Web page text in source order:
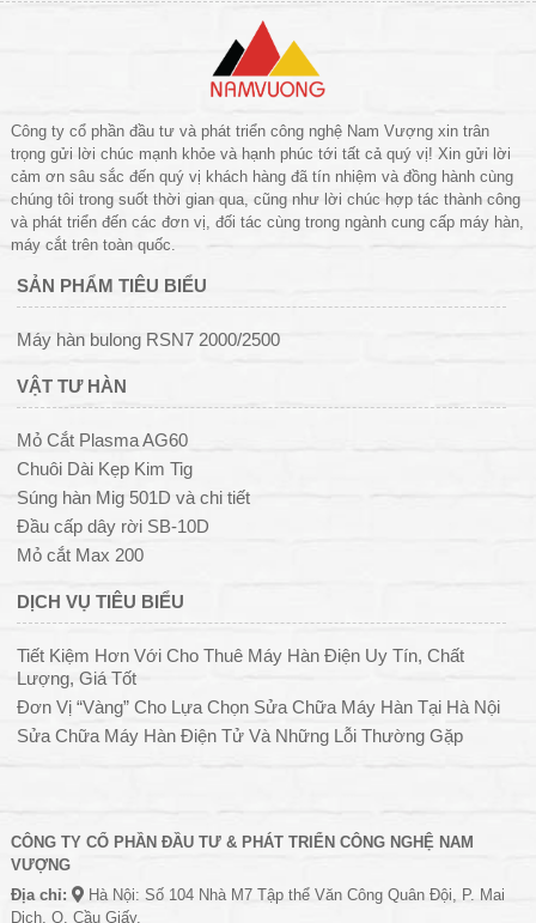
Công ty cổ phần đầu tư và phát triển công nghệ Nam Vượng xin trân
trọng gửi lời chúc mạnh khỏe và hạnh phúc tới tất cả quý vị! Xin gửi lời
cảm ơn sâu sắc đến quý vị khách hàng đã tín nhiệm và đồng hành cùng
chúng tôi trong suốt thời gian qua, cũng như lời chúc hợp tác thành công
và phát triển đến các đơn vị, đối tác cùng trong ngành cung cấp máy hàn,
máy cắt trên toàn quốc.
SẢN PHẨM TIÊU BIỂU
Máy hàn bulong RSN7 2000/2500
VẬT TƯ HÀN
Mỏ Cắt Plasma AG60
Chuôi Dài Kẹp Kim Tig
Súng hàn Mig 501D và chi tiết
Đầu cấp dây rời SB-10D
Mỏ cắt Max 200
DỊCH VỤ TIÊU BIỂU
Tiết Kiệm Hơn Với Cho Thuê Máy Hàn Điện Uy Tín, Chất
Lượng, Giá Tốt
Đơn Vị “Vàng” Cho Lựa Chọn Sửa Chữa Máy Hàn Tại Hà Nội
Sửa Chữa Máy Hàn Điện Tử Và Những Lỗi Thường Gặp
CÔNG TY CỔ PHẦN ĐẦU TƯ & PHÁT TRIỂN CÔNG NGHỆ NAM
VƯỢNG
Địa chỉ:
Hà Nội: Số 104 Nhà M7 Tập thể Văn Công Quân Đội, P. Mai
Dịch, Q. Cầu Giấy.